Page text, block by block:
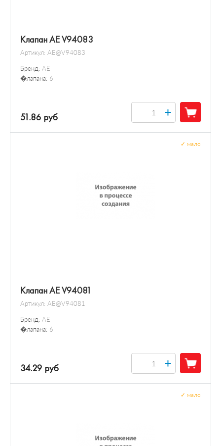
Клапан AE V94083
Артикул: AE@V94083
Бренд: AE
�лапана: 6
51.86 руб +
Клапан AE V94081
Артикул: AE@V94081
Бренд: AE
�лапана: 6
мало
34.29 руб +
мало